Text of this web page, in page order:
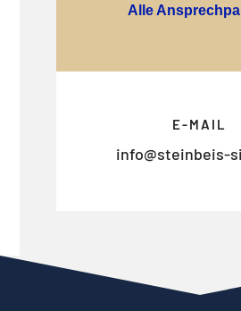
Alle
E-MAIL
info@steinbeis-